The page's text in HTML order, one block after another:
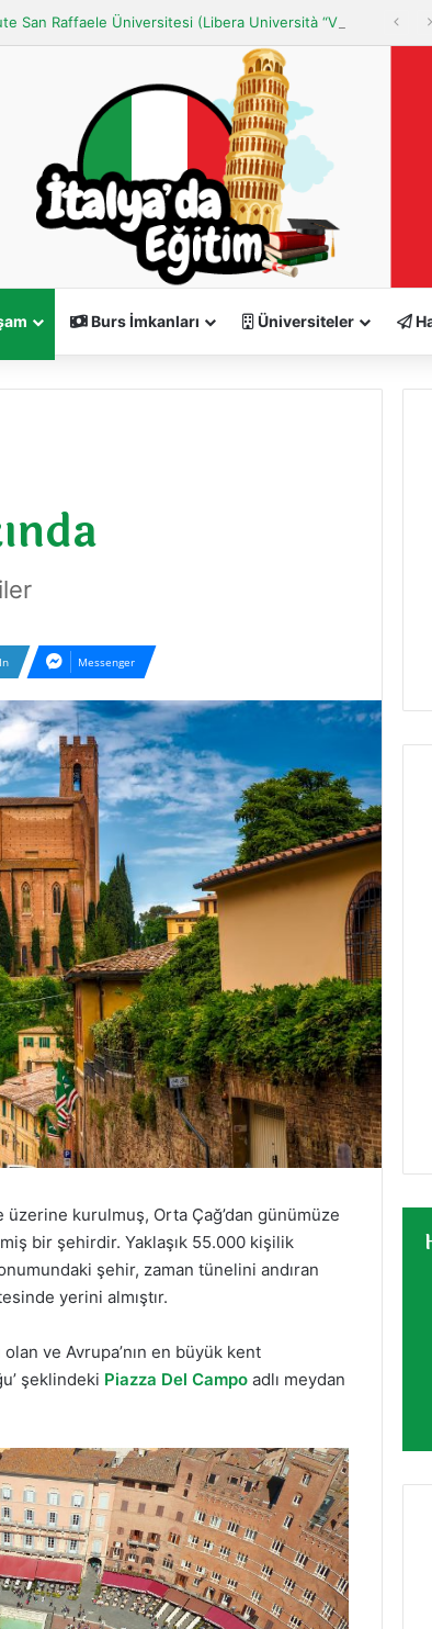
Burs İmkanları Üniversiteler
Messenger
kurulmuş, Orta Çağ’dan günümüze
bir şehirdir. Yaklaşık 55.000 kişilik
şehir, zaman tünelini andıran
yerini almıştır.
ve Avrupa’nın en büyük kent
şeklindeki Piazza Del Campo adlı meydan